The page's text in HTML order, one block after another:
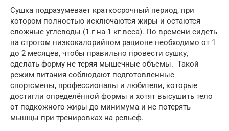
Сушка подразумевает краткосрочный период, при
котором полностью исключаются жиры и остаются
сложные углеводы (1 г на 1 кг веса). По времени сидеть
на строгом низкокалорийном рационе необходимо от 1
до 2 месяцев, чтобы правильно провести сушку,
сделать форму не теряя мышечные объемы. Такой
режим питания соблюдают подготовленные
спортсмены, профессионалы и любители, которые
достигли определённой формы и хотят высушить тело
от подкожного жиры до минимума и не потерять
мышцы при тренировках на рельеф.